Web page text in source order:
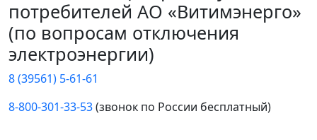
потребителей АО «Витимэнерго»
(по вопросам отключения
электроэнергии)
8 (39561) 5-61-61
8-800-301-33-53(звонок по России бесплатный)